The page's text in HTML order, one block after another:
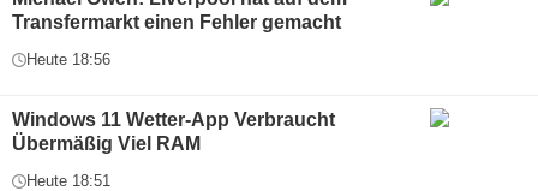
Transfermarkt einen Fehler gemacht
Heute 18:56
Windows 11 Wetter-App Verbraucht
Übermäßig Viel RAM
Heute 18:51